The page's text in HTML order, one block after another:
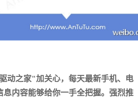
动之家"加关心，每天最新手机、电
息内容能够给你一手全把握。强烈推